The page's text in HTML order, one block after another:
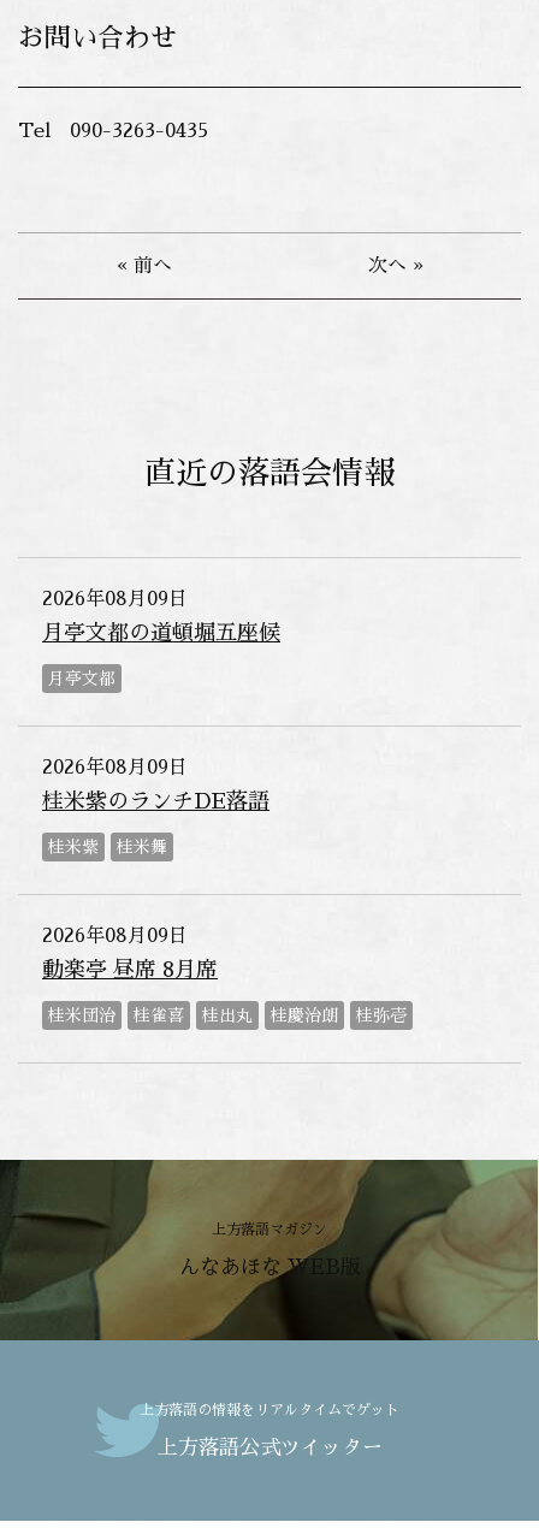
お問い合わせ
Tel 090-3263-0435
« 前へ 次へ »
直近の落語会情報
2026年08月09日
月亭文都の道頓堀五座候
月亭文都
2026年08月09日
桂米紫のランチDE落語
桂米紫 桂米舞
2026年08月09日
動楽亭 昼席 8月席
桂米団治 桂雀喜 桂出丸 桂慶治朗 桂弥壱
上方落語マガジン
んなあほな WEB版
上方落語の情報をリアルタイムでゲット
上方落語公式ツイッター